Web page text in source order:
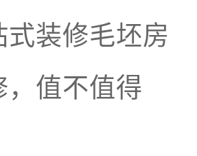
式装修毛坯房
，值不值得